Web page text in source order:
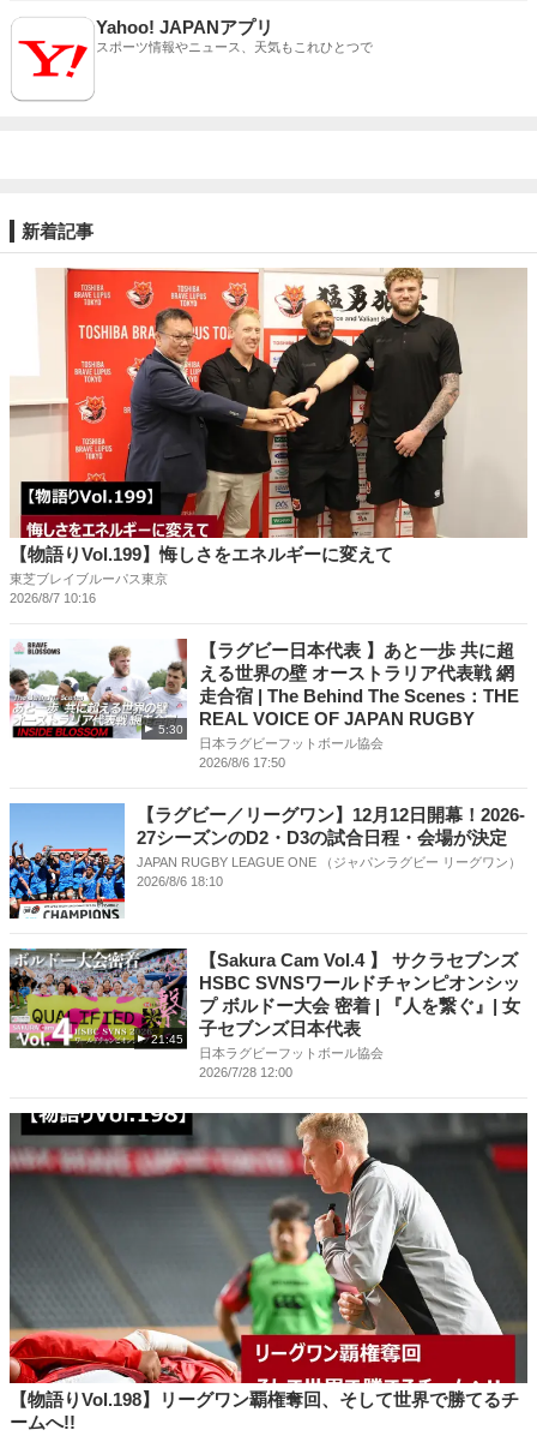
Yahoo! JAPANアプリ
スポーツ情報やニュース、天気もこれひとつで
新着記事
【物語りVol.199】悔しさをエネルギーに変えて
東芝ブレイブルーパス東京
2026/8/7 10:16
5:30
【ラグビー日本代表 】あと一歩 共に超
える世界の壁 オーストラリア代表戦 網
走合宿 | The Behind The Scenes：THE
REAL VOICE OF JAPAN RUGBY
日本ラグビーフットボール協会
2026/8/6 17:50
【ラグビー／リーグワン】12月12日開幕！2026-
27シーズンのD2・D3の試合日程・会場が決定
JAPAN RUGBY LEAGUE ONE （ジャパンラグビー リーグワン）
2026/8/6 18:10
21:45
【Sakura Cam Vol.4 】 サクラセブンズ
HSBC SVNSワールドチャンピオンシッ
プ ボルドー大会 密着 | 『人を繋ぐ』| 女
子セブンズ日本代表
日本ラグビーフットボール協会
2026/7/28 12:00
【物語りVol.198】リーグワン覇権奪回、そして世界で勝てるチ
ームへ!!